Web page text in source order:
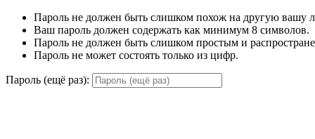
Пароль не должен быть слишком похож на другую
Ваш пароль должен содержать как минимум 8 символов.
Пароль не должен быть слишком простым и
Пароль не может состоять только из цифр.
Пароль (ещё раз):